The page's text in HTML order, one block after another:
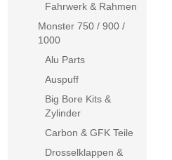
Fahrwerk & Rahmen
Monster 750 / 900 /
1000
Alu Parts
Auspuff
Big Bore Kits &
Zylinder
Carbon & GFK Teile
Drosselklappen &